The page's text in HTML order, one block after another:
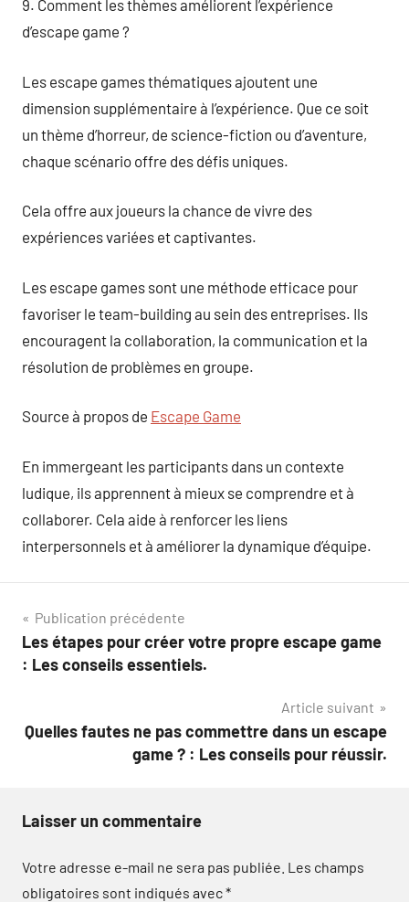
9. Comment les thèmes améliorent l’expérience
d’escape game ?
Les escape games thématiques ajoutent une
dimension supplémentaire à l’expérience. Que ce soit
un thème d’horreur, de science-fiction ou d’aventure,
chaque scénario offre des défis uniques.
Cela offre aux joueurs la chance de vivre des
expériences variées et captivantes.
Les escape games sont une méthode efficace pour
favoriser le team-building au sein des entreprises. Ils
encouragent la collaboration, la communication et la
résolution de problèmes en groupe.
Source à propos de Escape Game
En immergeant les participants dans un contexte
ludique, ils apprennent à mieux se comprendre et à
collaborer. Cela aide à renforcer les liens
interpersonnels et à améliorer la dynamique d’équipe.
Navigation
de
Publication précédente
Les étapes pour créer votre propre escape game
: Les conseils essentiels.
Article suivant
Quelles fautes ne pas commettre dans un escape
game ? : Les conseils pour réussir.
Laisser un commentaire
Votre adresse e-mail ne sera pas publiée. Les champs
obligatoires sont indiqués avec*